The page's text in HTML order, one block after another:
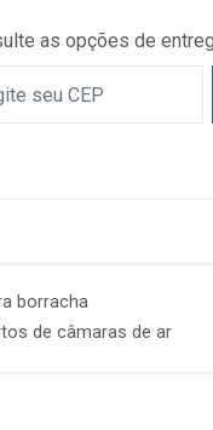
as opções de
borracha
de câmaras de ar